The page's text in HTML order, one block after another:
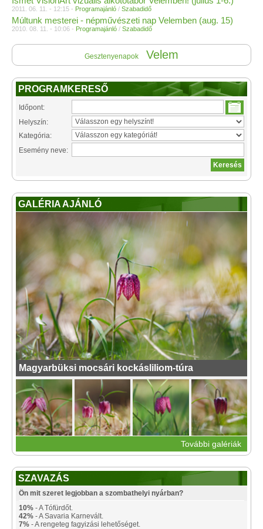
2011. 06. 11. - 12:15 - Programajánló / Szabadidő
Múltunk mesterei - népművészeti nap Velemben (aug. 15)
2010. 08. 11. - 10:06 - Programajánló / Szabadidő
Gesztenyenapok Velem
PROGRAMKERESŐ
Időpont:
Helyszín:
Kategória:
Esemény neve:
GALÉRIA AJÁNLÓ
Magyarbüksi mocsári kockásliliom-túra
További galériák
SZAVAZÁS
Ön mit szeret legjobban a szombathelyi nyárban?
10% - A Tófürdőt.
42% - A Savaria Karnevált.
7% - A rengeteg fagyizási lehetőséget.